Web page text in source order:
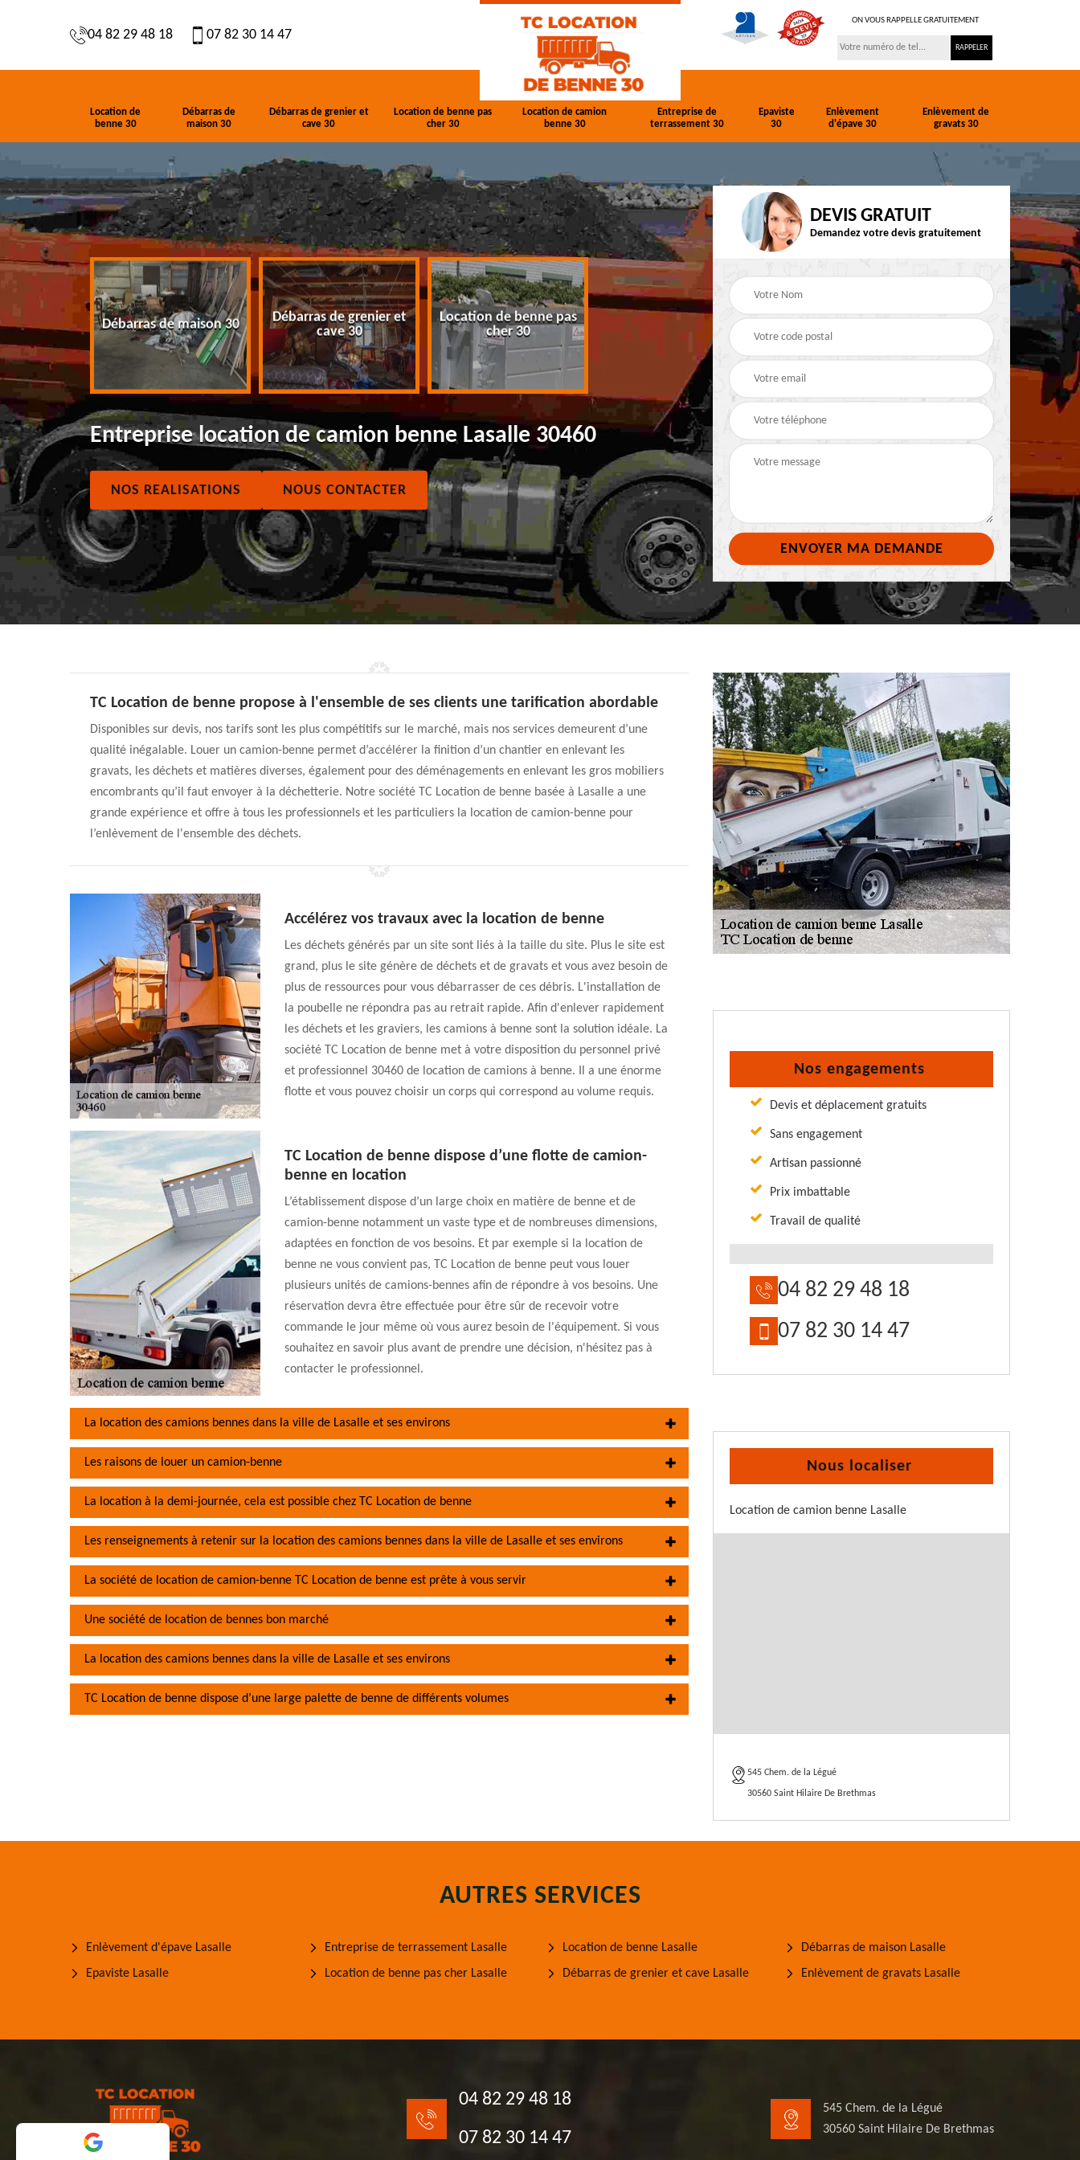
04 82 29 48 18 07 82 30 14 47
ON VOUS RAPPELLE GRATUITEMENT
Location de
benne 30
Débarras de
maison 30
Débarras de grenier et
cave 30
Location de benne pas
cher 30
Location de camion
benne 30
Entreprise de
terrassement 30
Epaviste
30
Enlèvement
d'épave 30
Enlèvement de
gravats 30
benne 30 Débarras de maison 30
Débarras de grenier et
cave 30
Location de benne pas
cher 30
Location de camion
benne 30
Entreprise de
terrassement 30
Epaviste 30
Entreprise location de camion benne Lasalle 30460
NOS REALISATIONS NOUS CONTACTER
DEVIS GRATUIT
Demandez votre devis gratuitement
TC Location de benne propose à l'ensemble de ses clients une tarification abordable
Disponibles sur devis, nos tarifs sont les plus compétitifs sur le marché, mais nos services demeurent d’une
qualité inégalable. Louer un camion-benne permet d’accélérer la finition d’un chantier en enlevant les
gravats, les déchets et matières diverses, également pour des déménagements en enlevant les gros mobiliers
encombrants qu’il faut envoyer à la déchetterie. Notre société TC Location de benne basée à Lasalle a une
grande expérience et offre à tous les professionnels et les particuliers la location de camion-benne pour
l’enlèvement de l'ensemble des déchets.
Accélérez vos travaux avec la location de benne
Les déchets générés par un site sont liés à la taille du site. Plus le site est
grand, plus le site génère de déchets et de gravats et vous avez besoin de
plus de ressources pour vous débarrasser de ces débris. L'installation de
la poubelle ne répondra pas au retrait rapide. Afin d'enlever rapidement
les déchets et les graviers, les camions à benne sont la solution idéale. La
société TC Location de benne met à votre disposition du personnel privé
et professionnel 30460 de location de camions à benne. Il a une énorme
flotte et vous pouvez choisir un corps qui correspond au volume requis.
TC Location de benne dispose d’une flotte de camion-
benne en location
L’établissement dispose d’un large choix en matière de benne et de
camion-benne notamment un vaste type et de nombreuses dimensions,
adaptées en fonction de vos besoins. Et par exemple si la location de
benne ne vous convient pas, TC Location de benne peut vous louer
plusieurs unités de camions-bennes afin de répondre à vos besoins. Une
réservation devra être effectuée pour être sûr de recevoir votre
commande le jour même où vous aurez besoin de l'équipement. Si vous
souhaitez en savoir plus avant de prendre une décision, n'hésitez pas à
contacter le professionnel.
La location des camions bennes dans la ville de Lasalle et ses environs
Les raisons de louer un camion-benne
La location à la demi-journée, cela est possible chez TC Location de benne
Les renseignements à retenir sur la location des camions bennes dans la ville de Lasalle et ses environs
La société de location de camion-benne TC Location de benne est prête à vous servir
Une société de location de bennes bon marché
La location des camions bennes dans la ville de Lasalle et ses environs
TC Location de benne dispose d’une large palette de benne de différents volumes
Nos engagements
Devis et déplacement gratuits
Sans engagement
Artisan passionné
Prix imbattable
Travail de qualité
04 82 29 48 18
07 82 30 14 47
Nous localiser
Location de camion benne Lasalle
545 Chem. de la Légué
30560 Saint Hilaire De Brethmas
AUTRES SERVICES
Enlèvement d'épave Lasalle
Epaviste Lasalle
Entreprise de terrassement Lasalle
Location de benne pas cher Lasalle
Location de benne Lasalle
Débarras de grenier et cave Lasalle
Débarras de maison Lasalle
Enlèvement de gravats Lasalle
04 82 29 48 18
07 82 30 14 47
545 Chem. de la Légué
30560 Saint Hilaire De Brethmas